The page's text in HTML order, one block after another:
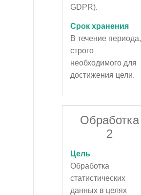
GDPR).
Срок хранения
В течение периода,
строго
необходимого для
достижения цели.
Обработка
2
Цель
Обработка
статистических
данных в целях